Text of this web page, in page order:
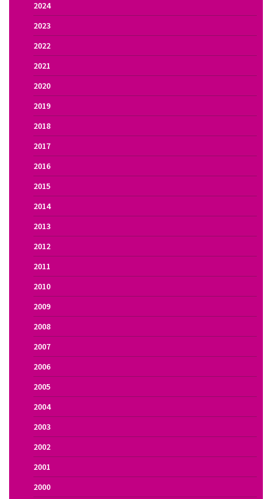
2024
2023
2022
2021
2020
2019
2018
2017
2016
2015
2014
2013
2012
2011
2010
2009
2008
2007
2006
2005
2004
2003
2002
2001
2000